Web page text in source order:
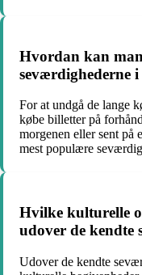
Hvordan kan
seværdighederne i
For at undgå de lange
købe billetter på
morgenen eller sent på
mest populære
Hvilke kulturelle
udover de kendte
Udover de kendte